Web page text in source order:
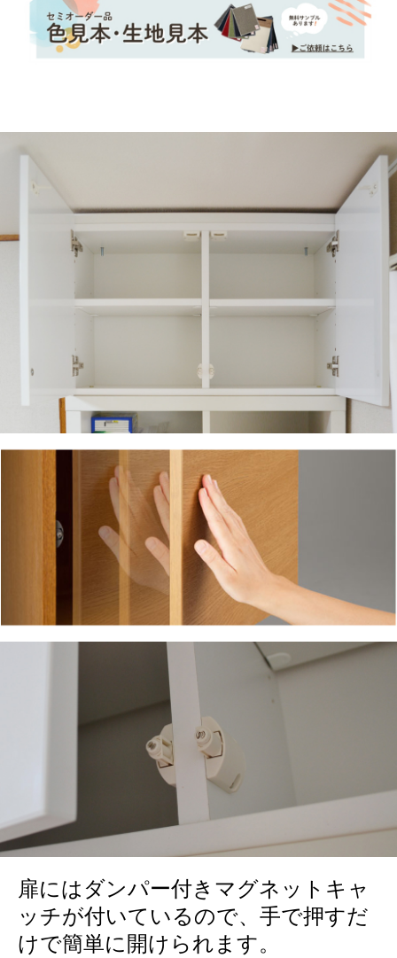
扉にはダンパー付きマグネットキャ
ッチが付いているので、手で押すだ
けで簡単に開けられます。